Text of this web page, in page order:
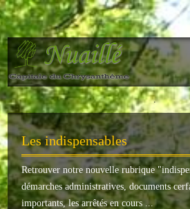
NUAILLÉ
Plan de Nuaillé
Sentiers pédestres
Guide annuel
Histoire
Galerie
.
Les indispensables
Retrouver notre nouvelle rubrique "
démarches administratives, documents
importants, les arrêtés en cours ...